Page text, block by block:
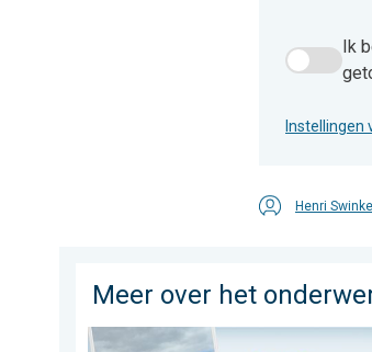
Ik ben het
Ik
Instellingen
Henri
Meer over het
Impressies maken, momenten